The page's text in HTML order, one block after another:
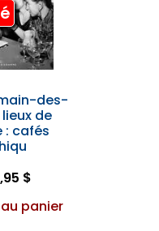
des-
lieux de
: cafés
$
panier